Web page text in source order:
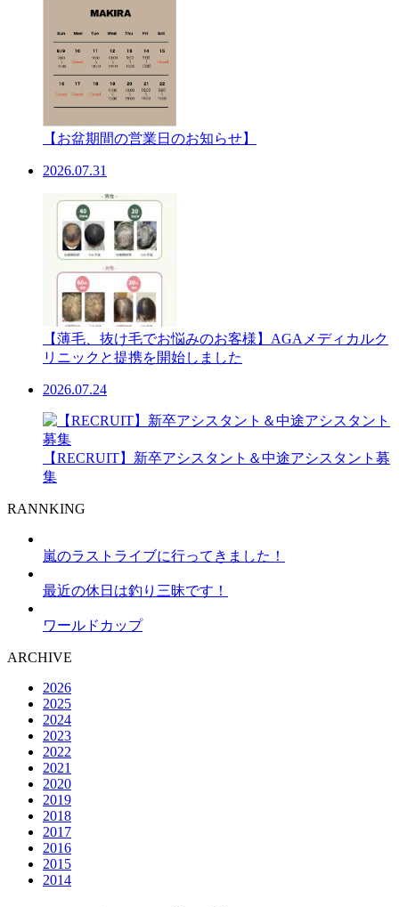
【お盆期間の営業日のお知らせ】
2026.07.31
【薄毛、抜け毛でお悩みのお客様】AGAメディカルク
リニックと提携を開始しました
2026.07.24
【RECRUIT】新卒アシスタント＆中途アシスタント募
集
RANNKING
嵐のラストライブに行ってきました！
最近の休日は釣り三昧です！
ワールドカップ
ARCHIVE
2026
2025
2024
2023
2022
2021
2020
2019
2018
2017
2016
2015
2014